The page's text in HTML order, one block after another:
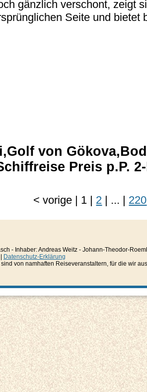
gänzlich verschont, zeigt
Seite und bietet
von
Preis p.P.
<vorige | 1 | 2 | ... | 220
- Inhaber: Andreas Weitz - Johann-Theodor-
Datenschutz-Erklärung
von namhaften Reiseveranstaltern, für die wir